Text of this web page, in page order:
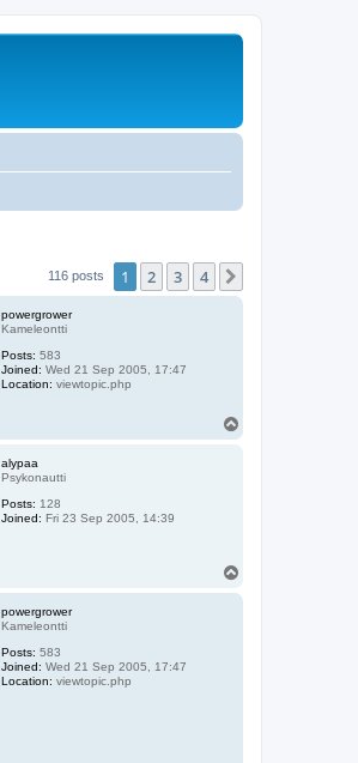
116 posts 1 2 3 4
powergrower
Kameleontti
Posts: 583
Joined: Wed 21 Sep 2005, 17:47
Location: viewtopic.php
alypaa
Psykonautti
Posts: 128
Joined: Fri 23 Sep 2005, 14:39
powergrower
Kameleontti
Posts: 583
Joined: Wed 21 Sep 2005, 17:47
Location: viewtopic.php